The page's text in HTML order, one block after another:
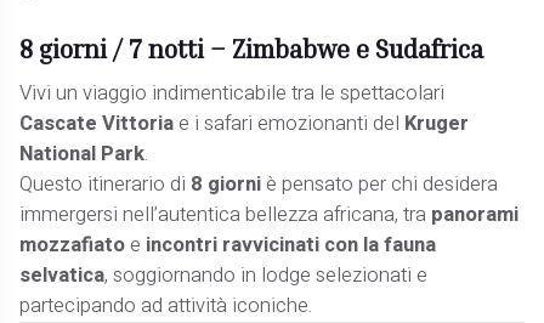
8 giorni / 7 notti – Zimbabwe e Sudafrica
Vivi un viaggio indimenticabile tra le spettacolari
Cascate Vittoriae i safari emozionanti del Kruger
National Park.
Questo itinerario di 8 giorniè pensato per chi desidera
immergersi nell’autentica bellezza africana, tra panorami
mozzafiatoe incontri ravvicinati con la fauna
selvatica, soggiornando in lodge selezionati e
partecipando ad attività iconiche.